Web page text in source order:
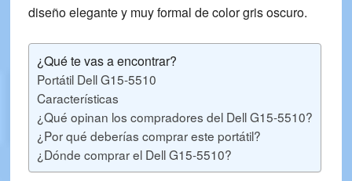
diseño elegante y muy formal de color gris oscuro.
¿Qué te vas a encontrar?
Portátil Dell G15-5510
Características
¿Qué opinan los compradores del Dell G15-5510?
¿Por qué deberías comprar este portátil?
¿Dónde comprar el Dell G15-5510?